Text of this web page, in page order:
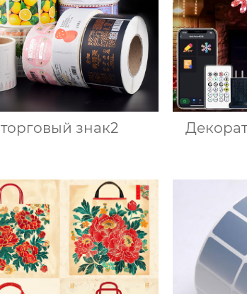
торговый знак2